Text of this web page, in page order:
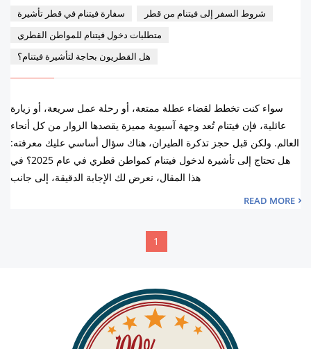
سفارة فيتنام في قطر تأشيرة
شروط السفر إلى فيتنام من قطر
متطلبات دخول فيتنام للمواطن القطري
هل القطريون بحاجة لتأشيرة فيتنام؟
سواء كنت تخطط لقضاء عطلة ممتعة، أو رحلة عمل سريعة، أو زيارة
عائلية، فإن فيتنام تُعد وجهة آسيوية مميزة يقصدها الزوار من كل أنحاء
العالم. ولكن قبل حجز تذكرة الطيران، هناك سؤال أساسي عليك معرفته:
هل تحتاج إلى تأشيرة لدخول فيتنام كمواطن قطري في عام 2025؟ في
هذا المقال، نعرض لك الإجابة الدقيقة، إلى جانب
READ MORE
1